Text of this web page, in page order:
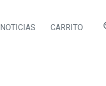
NOTICIAS CARRITO